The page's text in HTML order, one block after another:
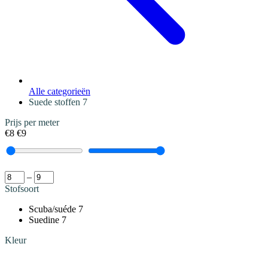
Alle categorieën
Suede stoffen 7
Prijs per meter
€8 €9
–
Stofsoort
Scuba/suéde 7
Suedine 7
Kleur